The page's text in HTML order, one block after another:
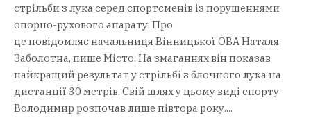
стрільби з лука серед спортсменів із порушеннями
опорно-рухового апарату. Про
це повідомляє начальниця Вінницької ОВА Наталя
Заболотна, пише Місто. На змаганнях він показав
найкращий результат у стрільбі з блочного лука на
дистанції 30 метрів. Свій шлях у цьому виді спорту
Володимир розпочав лише півтора року....